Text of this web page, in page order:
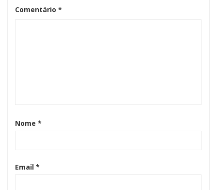
Comentário *
Nome *
Email *